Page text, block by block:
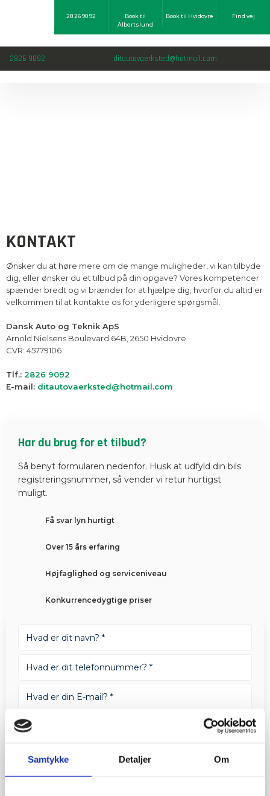
Samtykke Detaljer Om
28 26 90 92
Book til
Albertslund
Book til Hvidovre Find vej​
2826 9092​ ditautovaerksted@hotmail.com
KONTAKT
Ønsker du at høre mere om de mange muligheder, vi kan tilbyde
dig, eller ønsker du et tilbud på din opgave? Vores kompetencer
spænder bredt og vi brænder for at hjælpe dig, hvorfor du altid er
velkommen til at kontakte os for yderligere spørgsmål.​
Dansk Auto og Teknik ApS
Arnold Nielsens Boulevard 64B, 2650 Hvidovre
​CVR: 45779106
Tlf.: 2826 9092
E-mail: ditautovaerksted@hotmail.com
Har du brug for et tilbud?
Så benyt formularen nedenfor. Husk at udfyld din bils
registreringsnummer, så vender vi retur hurtigst
muligt.
Få svar lyn hurtigt
Over 15 års erfaring
Højfaglighed og serviceniveau
Konkurrencedygtige priser